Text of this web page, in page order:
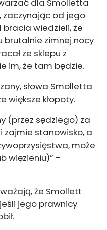
zaczynając od jego
wiedzieli, że
brutalnie zimnej nocy
ze sklepu z
im, że tam będzie.
słowa Smolletta
większe kłopoty.
(przez sędziego) za
zajmie stanowisko, a
może
więzieniu)” –
że Smollett
jego prawnicy